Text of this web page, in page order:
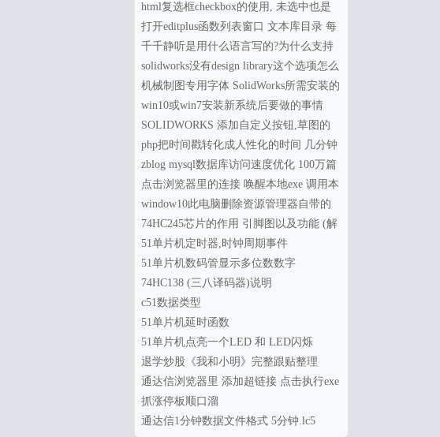
面
html复选框checkbox的使用, 未选中也是
on的问题,原生JavaScript操作checkbox
打开editplus函数列表窗口 文本库目录 每
了怎么调出
千千静听是用什么语言写的?为什么支持
这么多的格式还这么小巧？
solidworks没有design library这个选项怎么
办?
机械制图专用字体 SolidWorks所需安装的
字体
win10或win7安装新系统后要做的事情
SOLIDWORKS 添加自定义按钮,草图的
剪裁,延伸,延长
php把时间戳转化成人性化的时间 几分钟
前,几小时前或几天前
zblog mysql数据库访问速度优化 100万篇
文章秒开不卡 php版
点击浏览器里的连接 唤醒本地exe 调用本
地exe
window10此电脑删除资源管理器自带的
下载，视频，图片，音乐，文档，桌面
74HC245芯片的作用 引脚图以及功能 (解
决单片机输出功率不足的问题)
51单片机定时器,时钟周期事件
51单片机数码管显示多位数数字
74HC138 (三八译码器)说明
c51数据类型
51单片机延时函数
51单片机点亮一个LED 和 LED闪烁
退学炒股《我和小明》完整跟贴整理
通达信浏览器里 添加超链接 点击执行exe
抓涨停板顺口溜
通达信1分钟数据文件格式 5分钟.lc5